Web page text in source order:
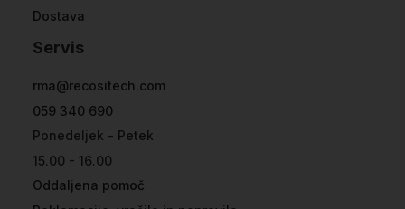
Dostava
Servis
rma@recositech.com
059 340 690
Ponedeljek - Petek
15.00 - 16.00
Oddaljena pomoč